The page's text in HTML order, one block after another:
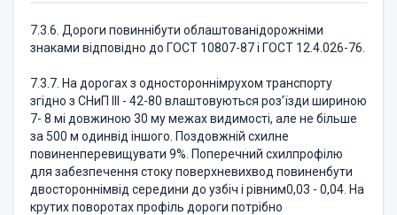
7.3.6. Дороги повиннібути облаштованідорожніми
знаками відповідно до ГОСТ 10807-87 і ГОСТ 12.4.026-76.
7.3.7. На дорогах з одностороннімрухом транспорту
згідно з СНиП ІІІ - 42-80 влаштовуються роз’їзди шириною
7- 8 мі довжиною 30 му межах видимості, але не більше
за 500 м одинвід іншого. Поздовжній схилне
повиненперевищувати 9%. Поперечний схилпрофілю
для забезпечення стоку поверхневихвод повиненбути
двостороннімвід середини до узбіч і рівним0,03 - 0,04. На
крутих поворотах профіль дороги потрібно